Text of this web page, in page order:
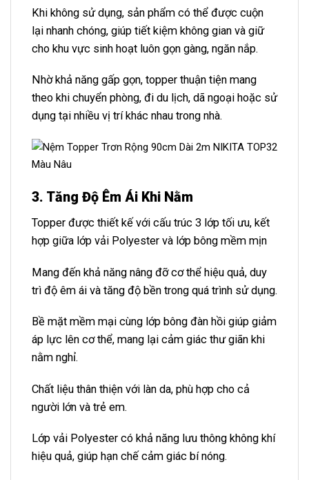
Khi không sử dụng, sản phẩm có thể được cuộn
lại nhanh chóng, giúp tiết kiệm không gian và giữ
cho khu vực sinh hoạt luôn gọn gàng, ngăn nắp.
Nhờ khả năng gấp gọn, topper thuận tiện mang
theo khi chuyển phòng, đi du lịch, dã ngoại hoặc sử
dụng tại nhiều vị trí khác nhau trong nhà.
3. Tăng Độ Êm Ái Khi Nằm
Topper được thiết kế với cấu trúc 3 lớp tối ưu, kết
hợp giữa lớp vải Polyester và lớp bông mềm mịn
Mang đến khả năng nâng đỡ cơ thể hiệu quả, duy
trì độ êm ái và tăng độ bền trong quá trình sử dụng.
Bề mặt mềm mại cùng lớp bông đàn hồi giúp giảm
áp lực lên cơ thể, mang lại cảm giác thư giãn khi
nằm nghỉ.
Chất liệu thân thiện với làn da, phù hợp cho cả
người lớn và trẻ em.
Lớp vải Polyester có khả năng lưu thông không khí
hiệu quả, giúp hạn chế cảm giác bí nóng.